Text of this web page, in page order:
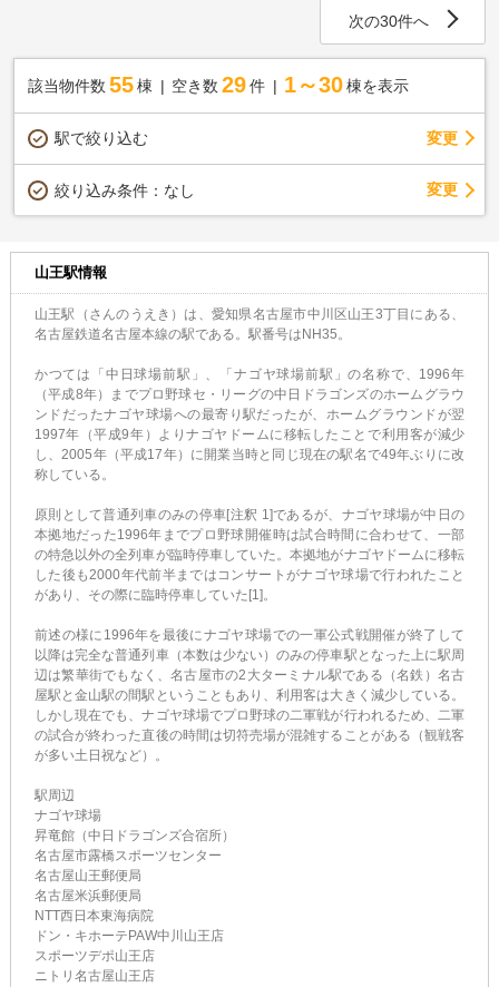
次の30件へ
該当物件数 55棟 空き数 29 件 1～30 棟を表示
駅で絞り込む 変更
絞り込み条件： なし 変更
山王駅情報
山王駅（さんのうえき）は、愛知県名古屋市中川区山王3丁目にある、
名古屋鉄道名古屋本線の駅である。駅番号はNH35。
かつては「中日球場前駅」、「ナゴヤ球場前駅」の名称で、1996年
（平成8年）までプロ野球セ・リーグの中日ドラゴンズのホームグラウ
ンドだったナゴヤ球場への最寄り駅だったが、ホームグラウンドが翌
1997年（平成9年）よりナゴヤドームに移転したことで利用客が減少
し、2005年（平成17年）に開業当時と同じ現在の駅名で49年ぶりに改
称している。
原則として普通列車のみの停車[注釈 1]であるが、ナゴヤ球場が中日の
本拠地だった1996年までプロ野球開催時は試合時間に合わせて、一部
の特急以外の全列車が臨時停車していた。本拠地がナゴヤドームに移転
した後も2000年代前半まではコンサートがナゴヤ球場で行われたこと
があり、その際に臨時停車していた[1]。
前述の様に1996年を最後にナゴヤ球場での一軍公式戦開催が終了して
以降は完全な普通列車（本数は少ない）のみの停車駅となった上に駅周
辺は繁華街でもなく、名古屋市の2大ターミナル駅である（名鉄）名古
屋駅と金山駅の間駅ということもあり、利用客は大きく減少している。
しかし現在でも、ナゴヤ球場でプロ野球の二軍戦が行われるため、二軍
の試合が終わった直後の時間は切符売場が混雑することがある（観戦客
が多い土日祝など）。
駅周辺
ナゴヤ球場
昇竜館（中日ドラゴンズ合宿所）
名古屋市露橋スポーツセンター
名古屋山王郵便局
名古屋米浜郵便局
NTT西日本東海病院
ドン・キホーテPAW中川山王店
スポーツデポ山王店
ニトリ名古屋山王店